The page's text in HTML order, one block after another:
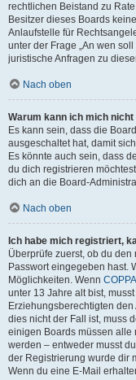
rechtlichen Beistand zu
Besitzer dieses Boards
Anlaufstelle für
unter der Frage „An wen
juristische Anfragen zu
Nach oben
Warum kann ich mich
Es kann sein, dass die
ausgeschaltet hat, damit
Es könnte auch sein, dass
du dich registrieren
dich an die Board-
Nach oben
Ich habe mich registriert,
Überprüfe zuerst, ob du
Passwort eingegeben hast.
Möglichkeiten. Wenn COPPA
unter 13 Jahre alt bist,
Erziehungsberechtigten
dies nicht der Fall ist, muss
einigen Boards müssen alle
werden – entweder musst
der Registrierung wurde dir
Wenn du eine E-Mail